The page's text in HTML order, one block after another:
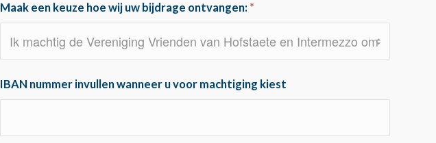
Maak een keuze hoe wij uw bijdrage ontvangen: *
IBAN nummer invullen wanneer u voor machtiging kiest